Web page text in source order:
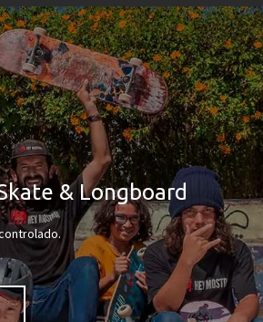
& Longboard